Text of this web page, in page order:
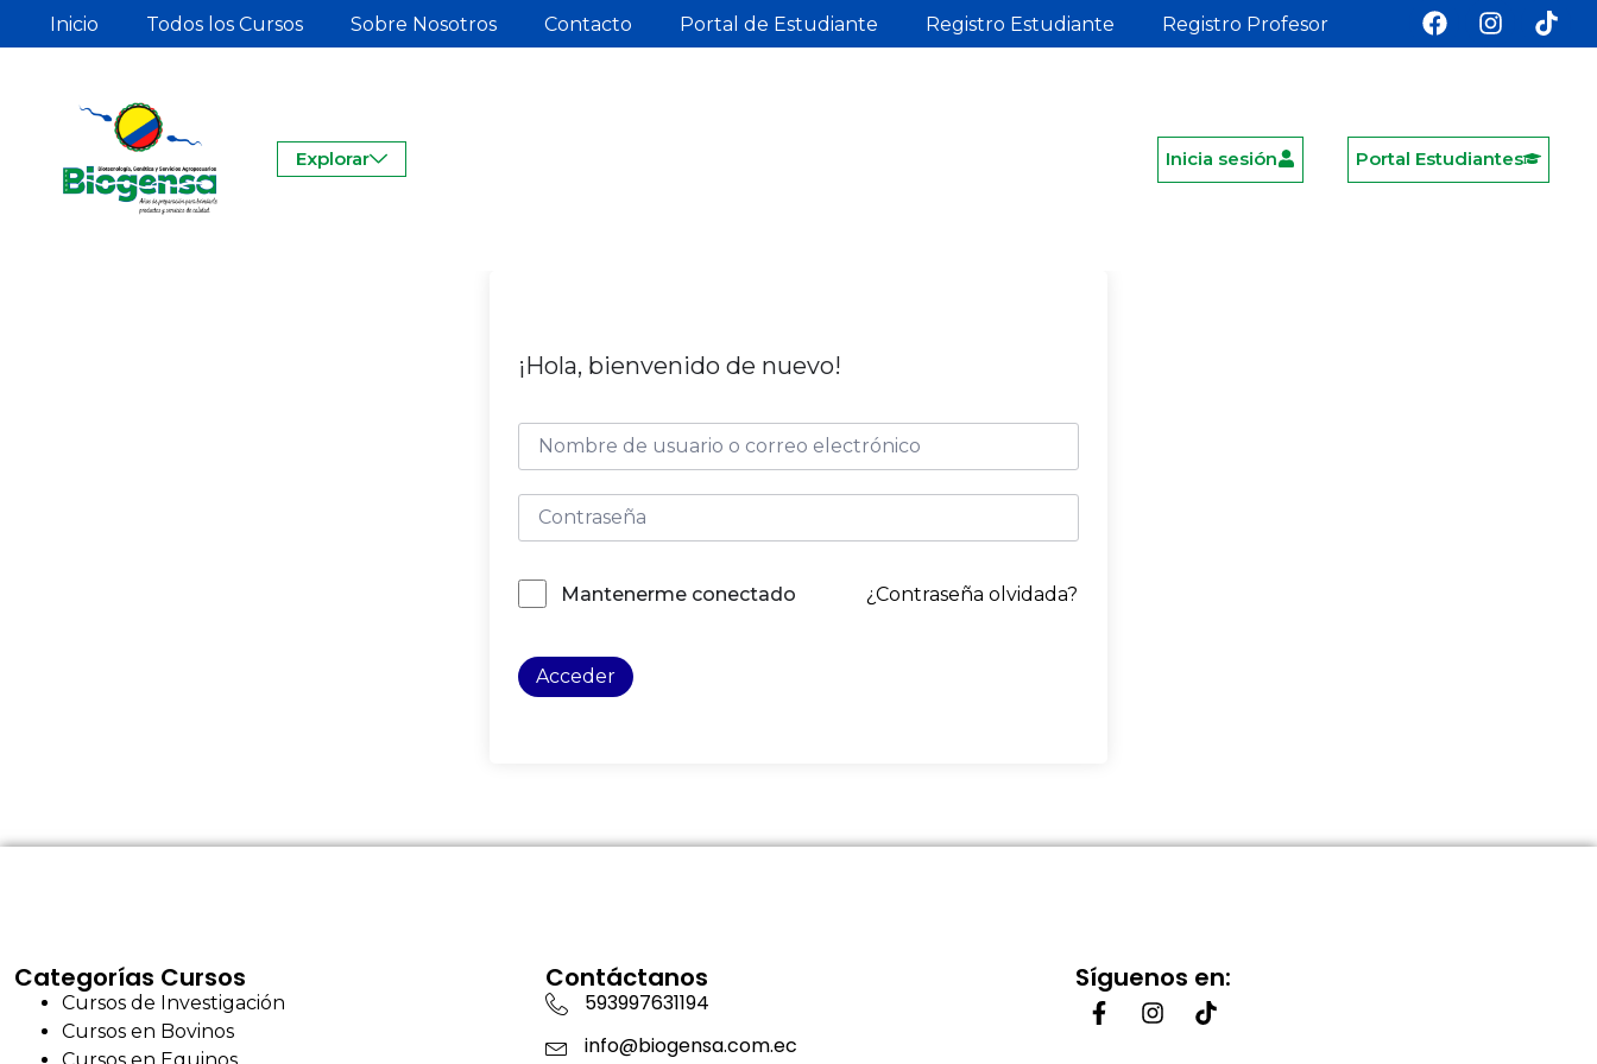
Inicio Todos los Cursos Sobre Nosotros Contacto Portal de Estudiante Registro Estudiante Registro Profesor
Explorar Inicia sesión Portal Estudiantes
¡Hola, bienvenido de nuevo!
Mantenerme conectado ¿Contraseña olvidada?
Acceder
Categorías Cursos
Cursos de Investigación
Cursos en Bovinos
Contáctanos
593997631194
info@biogensa.com.ec
Síguenos en: